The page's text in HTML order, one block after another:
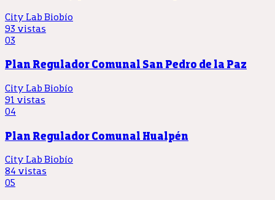
City Lab Biobío
93 vistas
03
Plan Regulador Comunal San Pedro de la Paz
City Lab Biobío
91 vistas
04
Plan Regulador Comunal Hualpén
City Lab Biobío
84 vistas
05